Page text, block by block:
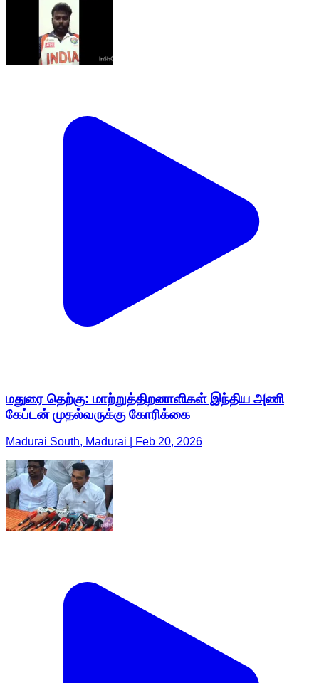
மதுரை தெற்கு: மாற்றுத்திறனாளிகள் இந்திய அணி
கேப்டன் முதல்வருக்கு கோரிக்கை
Madurai South, Madurai | Feb 20, 2026